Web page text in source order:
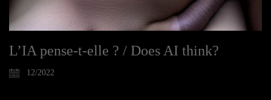
L’IA pense-t-elle ? / Does AI think?
12/2022